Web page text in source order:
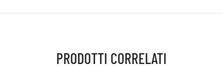
PRODOTTI CORRELATI